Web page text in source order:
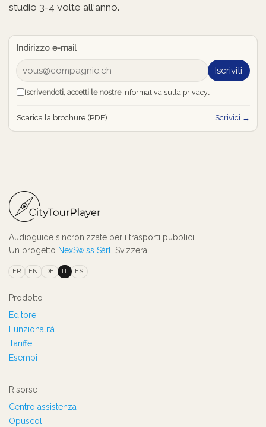
studio 3-4 volte all‘anno.
Indirizzo e-mail
Iscriviti
Iscrivendoti, accetti le nostre Informativa sulla privacy.
Scarica la brochure (PDF) Scrivici →
Audioguide sincronizzate per i trasporti pubblici.
Un progetto NexSwiss Sàrl , Svizzera.
FR EN DE IT ES
Prodotto
Editore
Funzionalità
Tariffe
Esempi
Risorse
Centro assistenza
Opuscoli